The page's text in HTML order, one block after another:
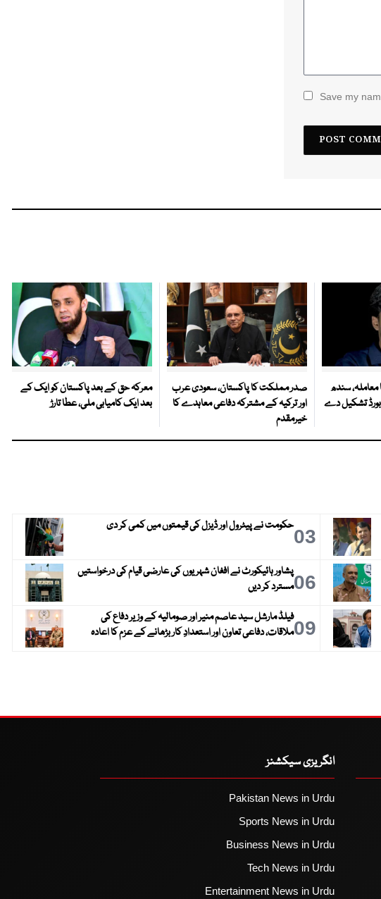
Save my
معاملہ، سندھ
تشکیل دے
صدر مملکت کا پاکستان، سعودی عرب
اور ترکیہ کے مشترکہ دفاعی معاہدے کا
خیرمقدم
معرکہ حق کے بعد پاکستان کو ایک کے
بعد ایک کامیابی ملی، عطا تارڑ
03حکومت نے پیٹرول اور ڈیزل کی قیمتوں میں کمی کر دی
06پشاور ہائیکورٹ نے افغان شہریوں کی عارضی قیام کی درخواستیں
مسترد کر دیں
09فیلڈ مارشل سید عاصم منیر اور صومالیہ کے وزیر دفاع کی
ملاقات، دفاعی تعاون اور استعدادِ کار بڑھانے کے عزم کا اعادہ
انگریزی سیکشنز
Pakistan News in Urdu
Sports News in Urdu
Business News in Urdu
Tech News in Urdu
Entertainment News in Urdu